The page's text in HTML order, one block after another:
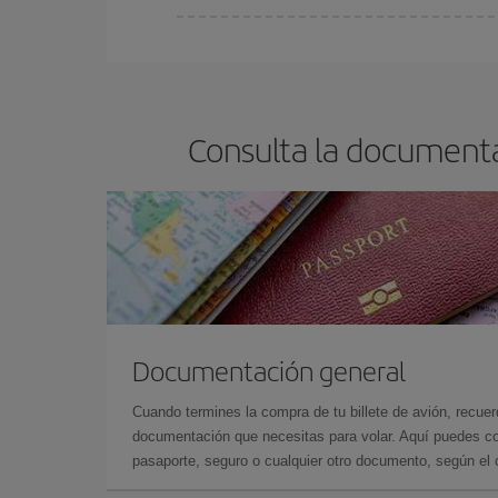
Consulta la
Documentación general
Cuando termines la compra de tu billete de avión,
documentación que necesitas para volar. Aquí puedes
pasaporte, seguro o cualquier otro documento, según